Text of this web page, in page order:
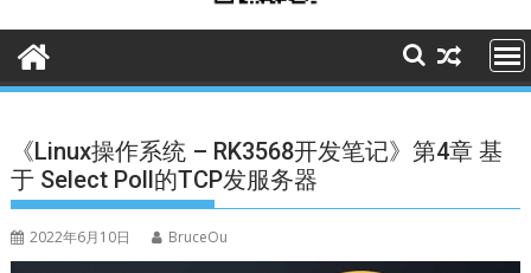
《Linux操作系统 – RK3568开发笔记》第4章 基
于 Select Poll的TCP发服务器
2022年6月10日 BruceOu